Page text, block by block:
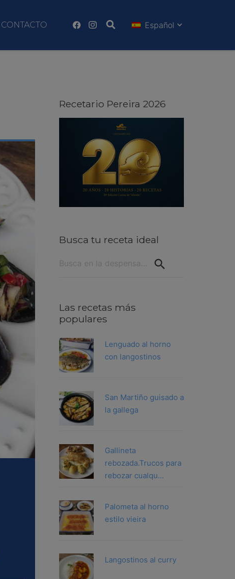
CONTACTO Español
Recetario Pereira 2026
Busca tu receta ideal
Las recetas más
populares
Lenguado al horno
con langostinos
San Martiño guisado a
la gallega
Gallineta
rebozada.Trucos para
rebozar cualqu...
Palometa al horno
estilo vieira
Langostinos al curry